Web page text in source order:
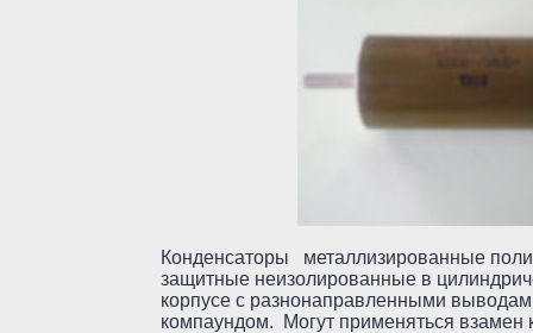
Конденсаторы металлизированные
защитные неизолированные в
корпусе с разнонаправленными
компаундом. Могут применяться взамен